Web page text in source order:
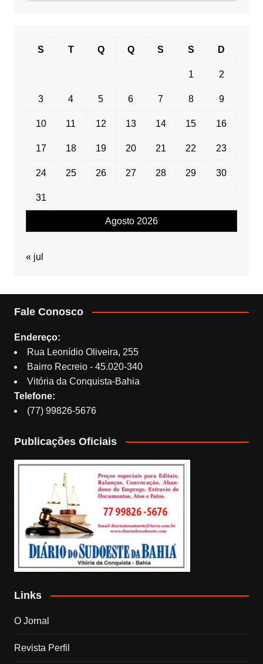
Agosto 2026
S T Q Q S S D
1 2
3 4 5 6 7 8 9
10 11 12 13 14 15 16
17 18 19 20 21 22 23
24 25 26 27 28 29 30
31
« jul
Fale Conosco
Endereço:
Rua Leonídio Oliveira, 255
Bairro Recreio - 45.020-340
Vitória da Conquista-Bahia
Telefone:
(77) 99826-5676
Publicações Oficiais
Links
O Jornal
Revista Perfil